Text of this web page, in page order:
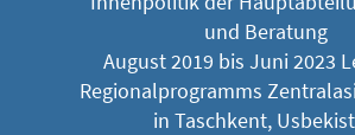
und Beratung
August 2019 bis Juni 2023
Regionalprogramms
in Taschkent,